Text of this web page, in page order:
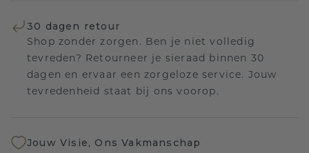
30 dagen retour
Shop zonder zorgen. Ben je niet volledig
tevreden? Retourneer je sieraad binnen 30
dagen en ervaar een zorgeloze service. Jouw
tevredenheid staat bij ons voorop.
Jouw Visie, Ons Vakmanschap